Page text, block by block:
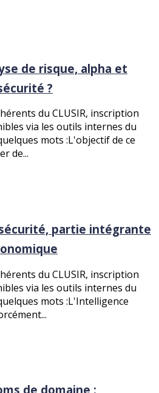
de risque, alpha et
?
du CLUSIR, inscription
via les outils internes du
mots :L'objectif de ce
de...
partie intégrante
du CLUSIR, inscription
via les outils internes du
mots :L'Intelligence
de domaine :